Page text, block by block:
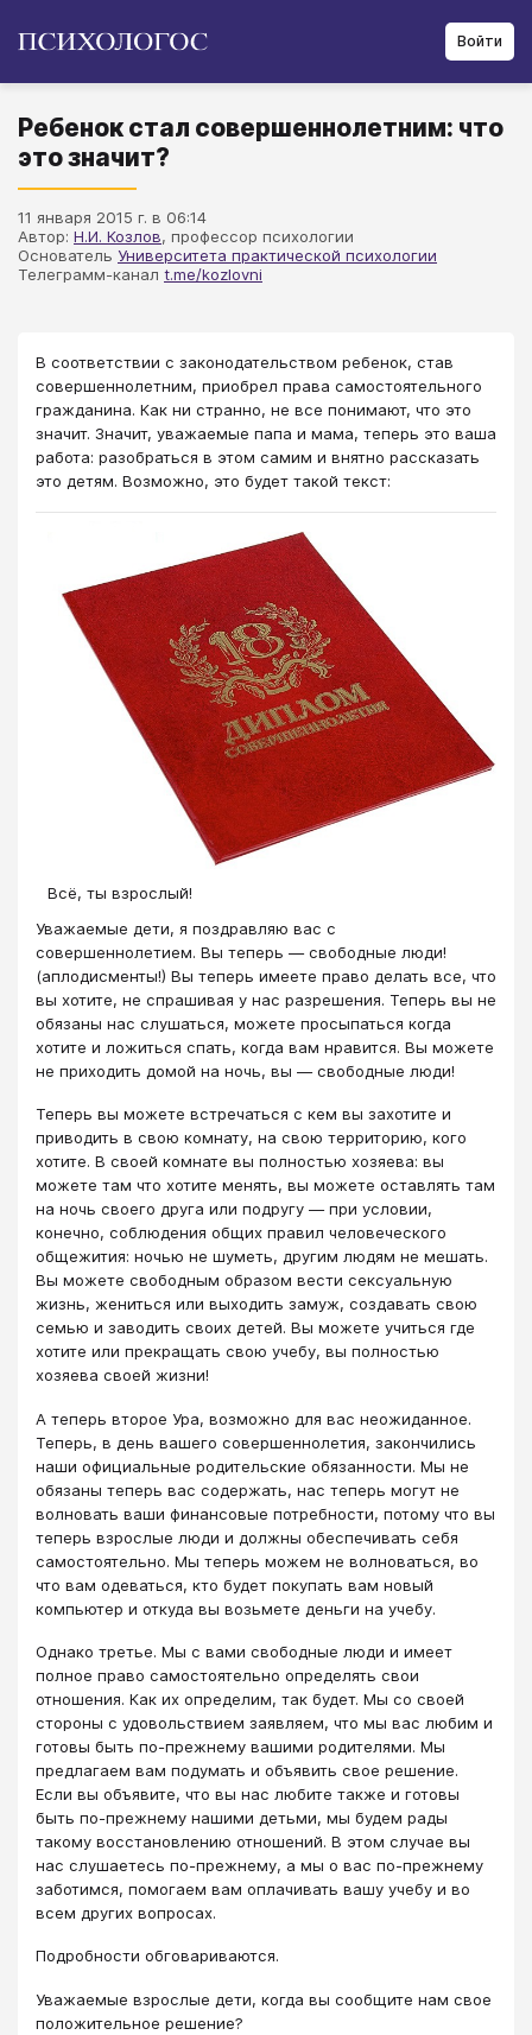
Войти
Ребенок стал совершеннолетним: что
это значит?
11 января 2015 г. в 06:14
Автор: Н.И. Козлов, профессор психологии
Основатель Университета практической психологии
Телеграмм-канал t.me/kozlovni
В соответствии с законодательством ребенок, став
совершеннолетним, приобрел права самостоятельного
гражданина. Как ни странно, не все понимают, что это
значит. Значит, уважаемые папа и мама, теперь это ваша
работа: разобраться в этом самим и внятно рассказать
это детям. Возможно, это будет такой текст:
Всё, ты взрослый!
Уважаемые дети, я поздравляю вас с
совершеннолетием. Вы теперь — свободные люди!
(аплодисменты!) Вы теперь имеете право делать все, что
вы хотите, не спрашивая у нас разрешения. Теперь вы не
обязаны нас слушаться, можете просыпаться когда
хотите и ложиться спать, когда вам нравится. Вы можете
не приходить домой на ночь, вы — свободные люди!
Теперь вы можете встречаться с кем вы захотите и
приводить в свою комнату, на свою территорию, кого
хотите. В своей комнате вы полностью хозяева: вы
можете там что хотите менять, вы можете оставлять там
на ночь своего друга или подругу — при условии,
конечно, соблюдения общих правил человеческого
общежития: ночью не шуметь, другим людям не мешать.
Вы можете свободным образом вести сексуальную
жизнь, жениться или выходить замуж, создавать свою
семью и заводить своих детей. Вы можете учиться где
хотите или прекращать свою учебу, вы полностью
хозяева своей жизни!
А теперь второе Ура, возможно для вас неожиданное.
Теперь, в день вашего совершеннолетия, закончились
наши официальные родительские обязанности. Мы не
обязаны теперь вас содержать, нас теперь могут не
волновать ваши финансовые потребности, потому что вы
теперь взрослые люди и должны обеспечивать себя
самостоятельно. Мы теперь можем не волноваться, во
что вам одеваться, кто будет покупать вам новый
компьютер и откуда вы возьмете деньги на учебу.
Однако третье. Мы с вами свободные люди и имеет
полное право самостоятельно определять свои
отношения. Как их определим, так будет. Мы со своей
стороны с удовольствием заявляем, что мы вас любим и
готовы быть по-прежнему вашими родителями. Мы
предлагаем вам подумать и объявить свое решение.
Если вы объявите, что вы нас любите также и готовы
быть по-прежнему нашими детьми, мы будем рады
такому восстановлению отношений. В этом случае вы
нас слушаетесь по-прежнему, а мы о вас по-прежнему
заботимся, помогаем вам оплачивать вашу учебу и во
всем других вопросах.
Подробности обговариваются.
Уважаемые взрослые дети, когда вы сообщите нам свое
положительное решение?